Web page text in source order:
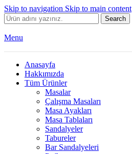
Skip to navigation Skip to main content
Search
Menu
Anasayfa
Hakkımızda
Tüm Ürünler
Masalar
Çalışma Masaları
Masa Ayakları
Masa Tablaları
Sandalyeler
Tabureler
Bar Sandalyeleri